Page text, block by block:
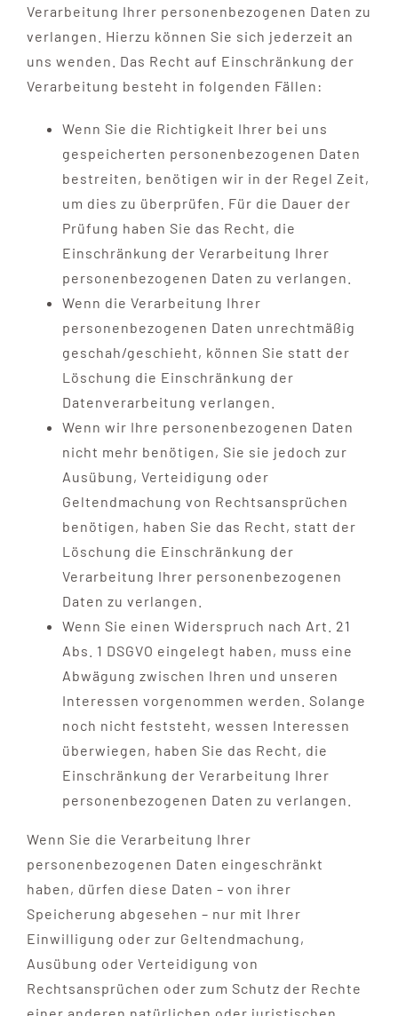
Verarbeitung Ihrer personenbezogenen Daten zu
verlangen. Hierzu können Sie sich jederzeit an
uns wenden. Das Recht auf Einschränkung der
Verarbeitung besteht in folgenden Fällen:
Wenn Sie die Richtigkeit Ihrer bei uns
gespeicherten personenbezogenen Daten
bestreiten, benötigen wir in der Regel Zeit,
um dies zu überprüfen. Für die Dauer der
Prüfung haben Sie das Recht, die
Einschränkung der Verarbeitung Ihrer
personenbezogenen Daten zu verlangen.
Wenn die Verarbeitung Ihrer
personenbezogenen Daten unrechtmäßig
geschah/geschieht, können Sie statt der
Löschung die Einschränkung der
Datenverarbeitung verlangen.
Wenn wir Ihre personenbezogenen Daten
nicht mehr benötigen, Sie sie jedoch zur
Ausübung, Verteidigung oder
Geltendmachung von Rechtsansprüchen
benötigen, haben Sie das Recht, statt der
Löschung die Einschränkung der
Verarbeitung Ihrer personenbezogenen
Daten zu verlangen.
Wenn Sie einen Widerspruch nach Art. 21
Abs. 1 DSGVO eingelegt haben, muss eine
Abwägung zwischen Ihren und unseren
Interessen vorgenommen werden. Solange
noch nicht feststeht, wessen Interessen
überwiegen, haben Sie das Recht, die
Einschränkung der Verarbeitung Ihrer
personenbezogenen Daten zu verlangen.
Wenn Sie die Verarbeitung Ihrer
personenbezogenen Daten eingeschränkt
haben, dürfen diese Daten – von ihrer
Speicherung abgesehen – nur mit Ihrer
Einwilligung oder zur Geltendmachung,
Ausübung oder Verteidigung von
Rechtsansprüchen oder zum Schutz der Rechte